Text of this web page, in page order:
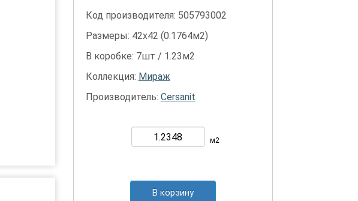
Код производителя: 505793002
Размеры: 42х42 (0.1764м2)
В коробке: 7шт / 1.23м2
Коллекция: Мираж
Производитель: Cersanit
м2
В корзину